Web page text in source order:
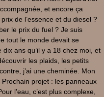
et encore ça
de l’essence et du diesel ?
le prix du fuel ? Je suis
tout le monde devait se
ans qu’il y a 18 chez moi, et
les plaids, les petits
j’ai une cheminée. Mon
projet : les panneaux
l’eau, c’est plus complexe,